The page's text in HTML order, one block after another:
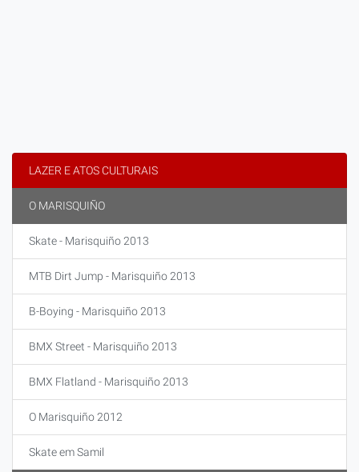
LAZER E ATOS CULTURAIS
O MARISQUIÑO
Skate - Marisquiño 2013
MTB Dirt Jump - Marisquiño 2013
B-Boying - Marisquiño 2013
BMX Street - Marisquiño 2013
BMX Flatland - Marisquiño 2013
O Marisquiño 2012
Skate em Samil